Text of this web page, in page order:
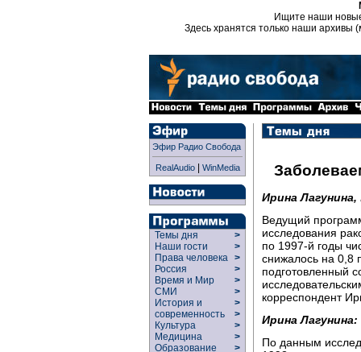
Ищите наши
Здесь хранятся только наши архивы
Эфир Радио Свобода
RealAudio| WinMedia
Темы дня
>
Наши гости
>
Права человека >
Россия
>
Время и Мир
>
СМИ
>
История и
современность
>
>
Культура
>
Медицина
>
Образование
>
Ирина Лагунина,
Ведущий
исследования
по 1997-й годы
снижалось на 0,8
подготовленный
корреспондент
Ирина Лагунина:
По данным